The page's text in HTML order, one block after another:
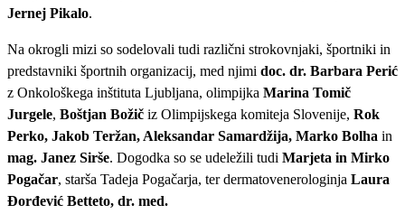
Jernej Pikalo.
Na okrogli mizi so sodelovali tudi različni strokovnjaki, športniki in
predstavniki športnih organizacij, med njimi doc. dr. Barbara Perić
z Onkološkega inštituta Ljubljana, olimpijka Marina Tomič
Jurgele, Boštjan Božič iz Olimpijskega komiteja Slovenije, Rok
Perko, Jakob Teržan, Aleksandar Samardžija, Marko Bolha in
mag. Janez Sirše. Dogodka so se udeležili tudi Marjeta in Mirko
Pogačar, starša Tadeja Pogačarja, ter dermatovenerologinja Laura
Đorđević Betteto, dr. med.